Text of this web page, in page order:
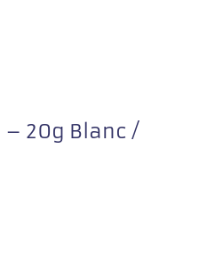
– 20g Blanc /